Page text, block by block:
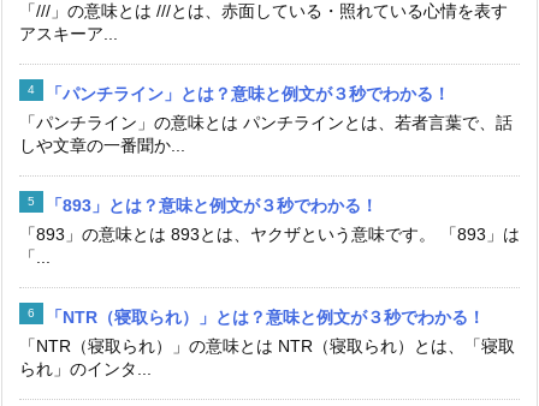
「///」の意味とは ///とは、赤面している・照れている心情を表す
アスキーア...
「パンチライン」とは？意味と例文が３秒でわかる！
「パンチライン」の意味とは パンチラインとは、若者言葉で、話
しや文章の一番聞か...
「893」とは？意味と例文が３秒でわかる！
「893」の意味とは 893とは、ヤクザという意味です。 「893」は
「...
「NTR（寝取られ）」とは？意味と例文が３秒でわかる！
「NTR（寝取られ）」の意味とは NTR（寝取られ）とは、「寝取
られ」のインタ...